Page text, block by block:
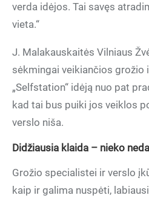
verda idėjos. Tai savęs
vieta.“
J. Malakauskaitės Vilniaus
sėkmingai veikiančios grožio
„Selfstation“ idėją nuo pat
kad tai bus puiki jos veiklos
verslo niša.
Didžiausia klaida – nieko
Grožio specialistei ir verslo
kaip ir galima nuspėti,